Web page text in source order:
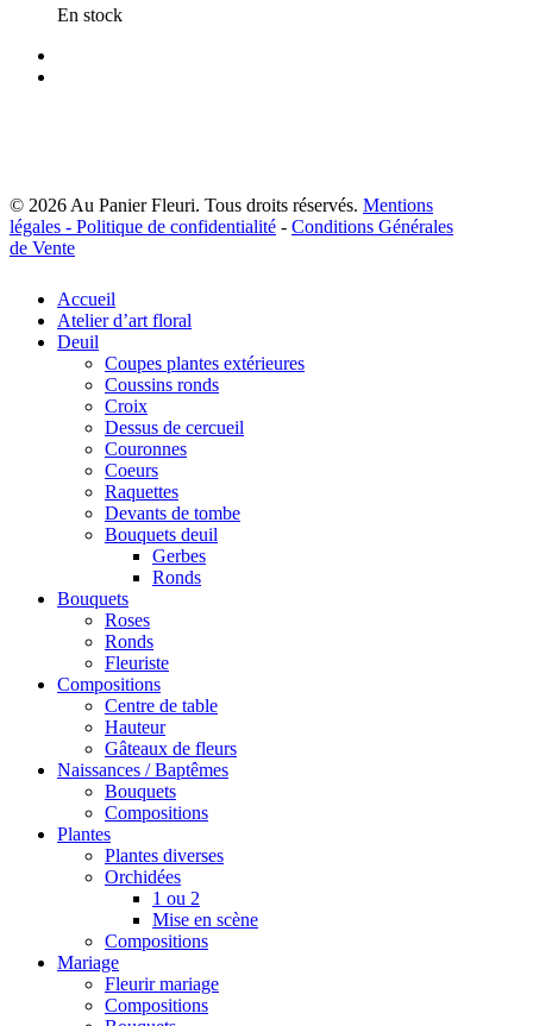
En stock
© 2026 Au Panier Fleuri. Tous droits réservés. Mentions
légales - Politique de confidentialité - Conditions Générales
de Vente
Close
Menu
Accueil
Atelier d’art floral
Deuil
Coupes plantes extérieures
Coussins ronds
Croix
Dessus de cercueil
Couronnes
Coeurs
Raquettes
Devants de tombe
Bouquets deuil
Gerbes
Ronds
Bouquets
Roses
Ronds
Fleuriste
Compositions
Centre de table
Hauteur
Gâteaux de fleurs
Naissances / Baptêmes
Bouquets
Compositions
Plantes
Plantes diverses
Orchidées
1 ou 2
Mise en scène
Compositions
Mariage
Fleurir mariage
Compositions